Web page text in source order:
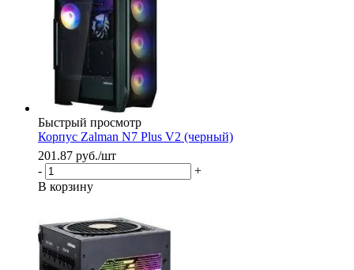
Быстрый просмотр
Корпус Zalman N7 Plus V2 (черный)
201.87 руб./шт
-
+
В корзину